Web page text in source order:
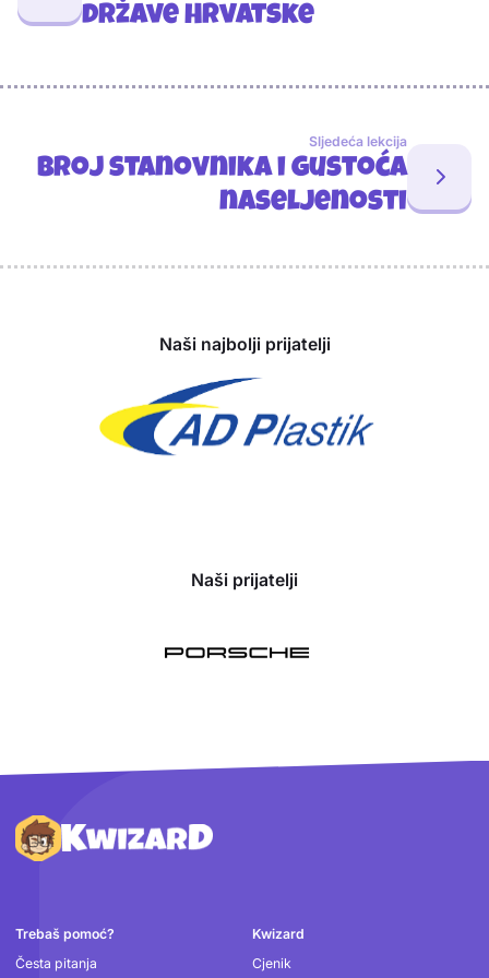
države Hrvatske
Sljedeća lekcija
Broj stanovnika i gustoća
naseljenosti
Naši najbolji prijatelji
Naši prijatelji
Podnožje
Trebaš pomoć?
Česta pitanja
Kwizard
Cjenik